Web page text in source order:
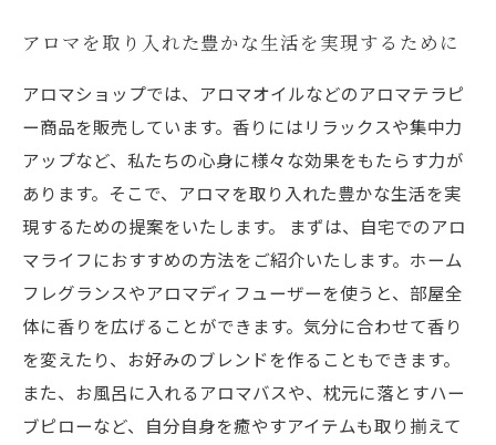
アロマを取り入れた豊かな生活を実現するために
アロマショップでは、アロマオイルなどのアロマテラピ
ー商品を販売しています。香りにはリラックスや集中力
アップなど、私たちの心身に様々な効果をもたらす力が
あります。そこで、アロマを取り入れた豊かな生活を実
現するための提案をいたします。 まずは、自宅でのアロ
マライフにおすすめの方法をご紹介いたします。ホーム
フレグランスやアロマディフューザーを使うと、部屋全
体に香りを広げることができます。気分に合わせて香り
を変えたり、お好みのブレンドを作ることもできます。
また、お風呂に入れるアロマバスや、枕元に落とすハー
ブピローなど、自分自身を癒やすアイテムも取り揃えて